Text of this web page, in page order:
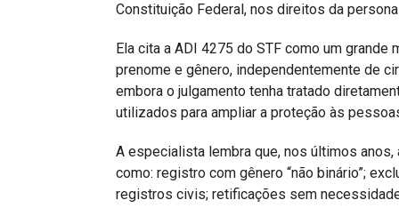
Constituição Federal, nos direitos da
Ela cita a ADI 4275 do STF como um
prenome e gênero, independentemente de
embora o julgamento tenha tratado
utilizados para ampliar a proteção às
A especialista lembra que, nos últimos
como: registro com gênero “não binário”;
registros civis; retificações sem